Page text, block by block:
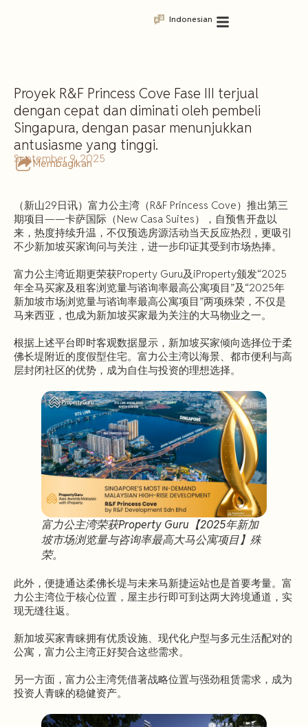
Indonesian
Proyek R&F Princess Cove Fase III terjual
dengan cepat dan diminati oleh pembeli
Singapura, dengan pasar menunjukkan
antusiasme yang tinggi.
Membagikan
September 9, 2025
（新山29日讯）富力公主湾（R&F Princess Cove）推出第三
期项目——卡萨国际（New Casa Suites），自预售开盘以
来，热度持续升温，不仅预选房源活动当天反应热烈，更吸引
不少新加坡买家询问与关注，进一步印证其受到市场热捧。
富力公主湾近期更荣获Property Guru及iProperty颁发“2025
年全马买家及租客浏览量与谘询率最高公寓项目”及“2025年
新加坡市场浏览量与谘询率最高公寓项目”两项殊荣，不仅是
马来西亚，也成为新加坡买家最为关注的大马物业之一。
根据上述平台即时客观数据显示，新加坡买家倾向选择位于柔
佛长堤附近的度假型住宅。富力公主湾以海景、都市便利与高
层封闭社区的优势，成为自住与投资的理想选择。
富力公主湾荣获Property Guru【2025年新加
坡市场浏览量与咨询率最高大马公寓项目】殊
荣。
此外，便捷通达柔佛长堤与未来马新捷运站也是首要考量。富
力公主湾位于核心位置，屋主步行即可到达两大跨境通道，实
现无缝往返。
新加坡买家青睐拥有优质设施、现代化户型与多元生活配对的
公寓，富力公主湾正好契合这些需求。
另一方面，富力公主湾凭借著战略位置与强劲租赁需求，成为
投资人青睐的稳健资产。